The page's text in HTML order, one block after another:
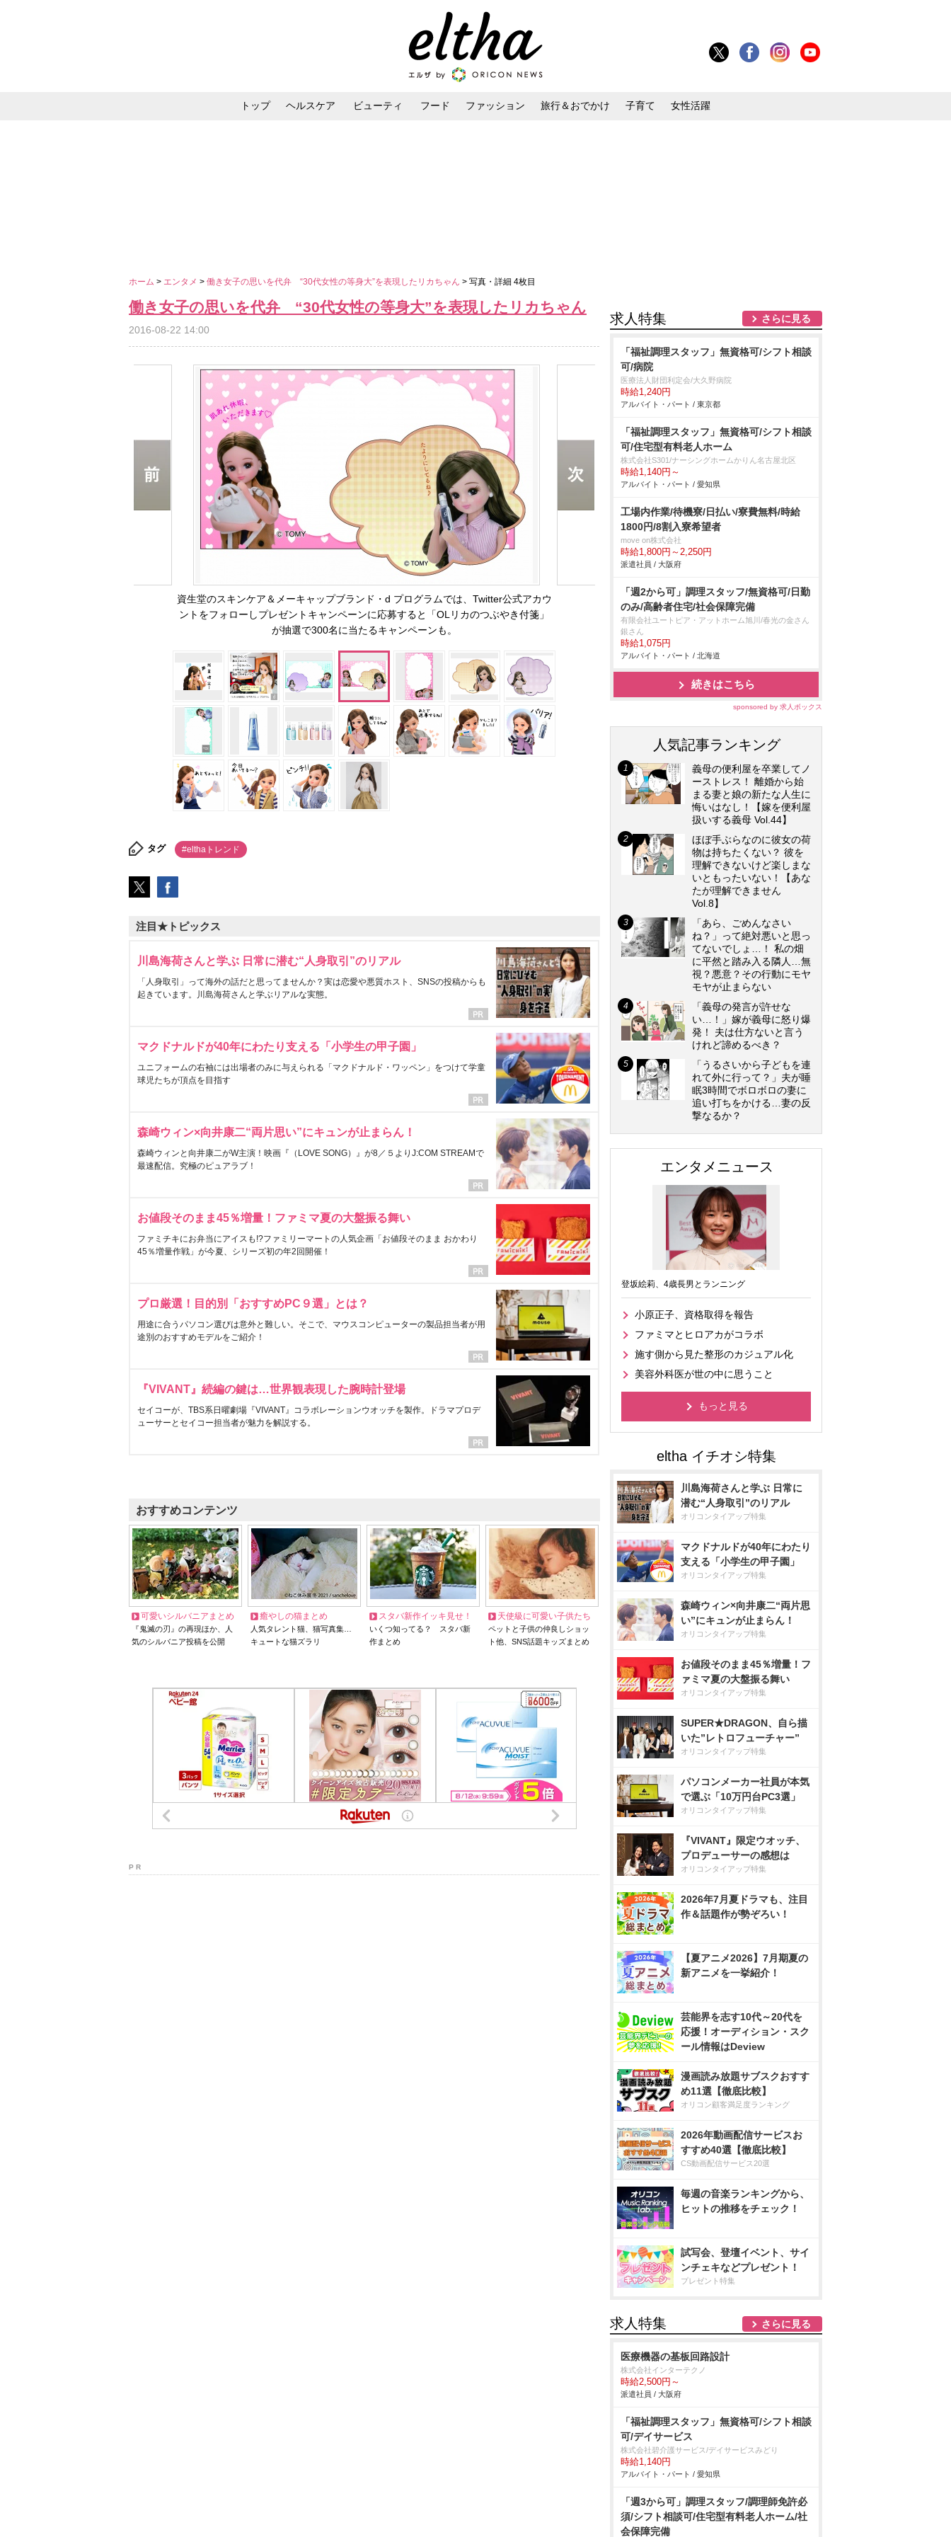
トップ ヘルスケア ビューティ フード ファッション 旅行＆おでかけ 子育て 女性活躍
ホーム > エンタメ > 働き女子の思いを代弁 “30代女性の等身大”を表現したリカちゃん > 写真・詳細 4枚目
働き女子の思いを代弁 “30代女性の等身大”を表現したリカちゃん
2016-08-22 14:00
資生堂のスキンケア＆メーキャップブランド・d プログラムでは、Twitter公式アカウ
ントをフォローしプレゼントキャンペーンに応募すると「OLリカのつぶやき付箋」
が抽選で300名に当たるキャンペーンも。
タグ #elthaトレンド
注目★トピックス
川島海荷さんと学ぶ 日常に潜む“人身取引”のリアル
「人身取引」って海外の話だと思ってませんか？実は恋愛や悪質ホスト、SNSの投稿からも
起きています。川島海荷さんと学ぶリアルな実態。
マクドナルドが40年にわたり支える「小学生の甲子園」
ユニフォームの右袖には出場者のみに与えられる「マクドナルド・ワッペン」をつけて学童
球児たちが頂点を目指す
森崎ウィン×向井康二“両片思い”にキュンが止まらん！
森崎ウィンと向井康二がW主演！映画『（LOVE SONG）』が8／５よりJ:COM STREAMで
最速配信。究極のピュアラブ！
お値段そのまま45％増量！ファミマ夏の大盤振る舞い
ファミチキにお弁当にアイスも!?ファミリーマートの人気企画「お値段そのまま おかわり
45％増量作戦」が今夏、シリーズ初の年2回開催！
プロ厳選！目的別「おすすめPC９選」とは？
用途に合うパソコン選びは意外と難しい。そこで、マウスコンピューターの製品担当者が用
途別のおすすめモデルをご紹介！
『VIVANT』続編の鍵は…世界観表現した腕時計登場
セイコーが、TBS系日曜劇場『VIVANT』コラボレーションウオッチを製作。ドラマプロデ
ューサーとセイコー担当者が魅力を解説する。
おすすめコンテンツ
可愛いシルバニアまとめ
『鬼滅の刃』の再現ほか、人
気のシルバニア投稿を公開
癒やしの猫まとめ
人気タレント猫、猫写真集…
キュートな猫ズラリ
スタバ新作イッキ見せ！
いくつ知ってる？ スタバ新
作まとめ
天使級に可愛い子供たち
ペットと子供の仲良しショッ
ト他、SNS話題キッズまとめ
P R
求人特集 さらに見る
「福祉調理スタッフ」無資格可/シフト相談
可/病院
医療法人財団利定会/大久野病院
時給1,240円
アルバイト・パート / 東京都
「福祉調理スタッフ」無資格可/シフト相談
可/住宅型有料老人ホーム
株式会社S301/ナーシングホームかりん名古屋北区
時給1,140円～
アルバイト・パート / 愛知県
工場内作業/待機寮/日払い/寮費無料/時給
1800円/8割入寮希望者
move on株式会社
時給1,800円～2,250円
派遣社員 / 大阪府
「週2から可」調理スタッフ/無資格可/日勤
のみ/高齢者住宅/社会保障完備
有限会社ユートピア・アットホーム旭川/春光の金さん
銀さん
時給1,075円
アルバイト・パート / 北海道
続きはこちら
sponsored by 求人ボックス
人気記事ランキング
義母の便利屋を卒業してノ
ーストレス！ 離婚から始
まる妻と娘の新たな人生に
悔いはなし！【嫁を便利屋
扱いする義母 Vol.44】
ほぼ手ぶらなのに彼女の荷
物は持ちたくない？ 彼を
理解できないけど楽しまな
いともったいない！【あな
たが理解できません
Vol.8】
「あら、ごめんなさい
ね？」って絶対悪いと思っ
てないでしょ…！ 私の畑
に平然と踏み入る隣人…無
視？悪意？その行動にモヤ
モヤが止まらない
「義母の発言が許せな
い…！」嫁が義母に怒り爆
発！ 夫は仕方ないと言う
けれど諦めるべき？
「うるさいから子どもを連
れて外に行って？」夫が睡
眠3時間でボロボロの妻に
追い打ちをかける…妻の反
撃なるか？
エンタメニュース
登坂絵莉、4歳長男とランニング
小原正子、資格取得を報告
ファミマとヒロアカがコラボ
施す側から見た整形のカジュアル化
美容外科医が世の中に思うこと
もっと見る
川島海荷さんと学ぶ 日常に
潜む“人身取引”のリアル
オリコンタイアップ特集
マクドナルドが40年にわたり
支える「小学生の甲子園」
オリコンタイアップ特集
森崎ウィン×向井康二“両片思
い”にキュンが止まらん！
オリコンタイアップ特集
お値段そのまま45％増量！フ
ァミマ夏の大盤振る舞い
オリコンタイアップ特集
SUPER★DRAGON、自ら描
いた”レトロフューチャー”
オリコンタイアップ特集
パソコンメーカー社員が本気
で選ぶ「10万円台PC3選」
オリコンタイアップ特集
『VIVANT』限定ウオッチ、
プロデューサーの感想は
オリコンタイアップ特集
2026年7月夏ドラマも、注目
作＆話題作が勢ぞろい！
【夏アニメ2026】7月期夏の
新アニメを一挙紹介！
芸能界を志す10代～20代を
応援！オーディション・スク
ール情報はDeview
漫画読み放題サブスクおすす
め11選【徹底比較】
オリコン顧客満足度ランキング
2026年動画配信サービスお
すすめ40選【徹底比較】
CS動画配信サービス20選
毎週の音楽ランキングから、
ヒットの推移をチェック！
試写会、登壇イベント、サイ
ンチェキなどプレゼント！
プレゼント特集
求人特集 さらに見る
医療機器の基板回路設計
株式会社インターテクノ
時給2,500円～
派遣社員 / 大阪府
「福祉調理スタッフ」無資格可/シフト相談
可/デイサービス
株式会社碧介護サービス/デイサービスみどり
時給1,140円
アルバイト・パート / 愛知県
「週3から可」調理スタッフ/調理師免許必
須/シフト相談可/住宅型有料老人ホーム/社
会保障完備